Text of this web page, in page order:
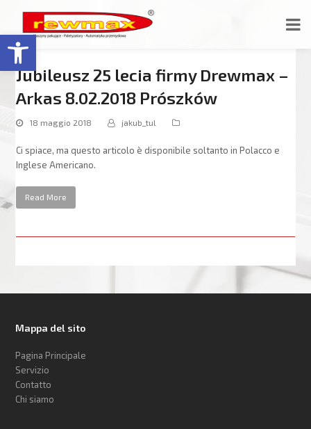
Open toolbar
Jubileusz 25 lecia firmy Drewmax –
Arkas 8.02.2018 Prószków
18 maggio 2018 jakub_tul
Ci spiace, ma questo articolo è disponibile soltanto in Polacco e
Inglese Americano.
Read More
Mappa del sito
Pagina Principale
Servizio
Contatto
Chi siamo